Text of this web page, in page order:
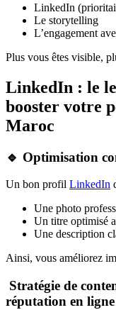
LinkedIn
Le storytelling
L’engagement
Plus vous êtes visible,
LinkedIn : le
booster votre
Maroc
🔹 Optimisation
Un bon profil LinkedIn
Une photo
Un titre optimisé
Une description
Ainsi, vous améliorez
Stratégie de
réputation en ligne